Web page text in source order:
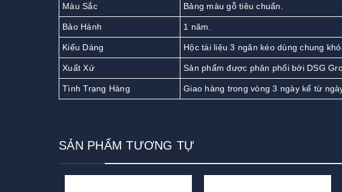
Màu Sắc Bảng màu gỗ tiêu chuẩn.
Bảo Hành 1 năm.
Kiểu Dáng Hộc tài liệu 3 ngăn kéo dùng chung
Xuất Xứ Sản phẩm được phân phối bởi DSG
Tình Trạng Hàng Giao hàng trong vòng 3 ngày kể từ
SẢN PHẨM TƯƠNG TỰ